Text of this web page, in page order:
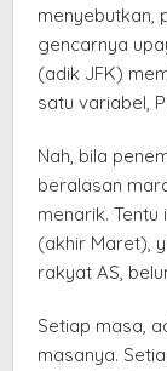
menyebutkan,
gencarnya
(adik JFK)
satu variabel,
Nah, bila
beralasan
menarik. Tentu
(akhir Maret),
rakyat AS,
Setiap masa,
masanya.